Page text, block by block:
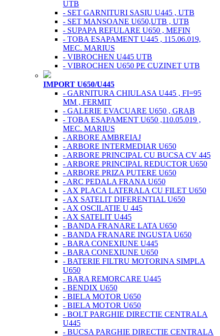
UTB
- SET GARNITURI SASIU U445 , UTB
- SET MANSOANE U650,UTB , UTB
- SUPAPA REFULARE U650 , MEFIN
- TOBA ESAPAMENT U445 , 115.06.019,
MEC. MARIUS
- VIBROCHEN U445 UTB
- VIBROCHEN U650 PE CUZINET UTB
IMPORT U650/U445
- GARNITURA CHIULASA U445 , FI=95
MM , FERMIT
- GALERIE EVACUARE U650 , GRAB
- TOBA ESAPAMENT U650 ,110.05.019 ,
MEC. MARIUS
- ARBORE AMBREIAJ
- ARBORE INTERMEDIAR U650
- ARBORE PRINCIPAL CU BUCSA CV 445
- ARBORE PRINCIPAL REDUCTOR U650
- ARBORE PRIZA PUTERE U650
- ARC PEDALA FRANA U650
- AX PLACA LATERALA CU FILET U650
- AX SATELIT DIFERENTIAL U650
- AX OSCILATIE U 445
- AX SATELIT U445
- BANDA FRANARE LATA U650
- BANDA FRANARE INGUSTA U650
- BARA CONEXIUNE U445
- BARA CONEXIUNE U650
- BATERIE FILTRU MOTORINA SIMPLA
U650
- BARA REMORCARE U445
- BENDIX U650
- BIELA MOTOR U650
- BIELA MOTOR U650
- BOLT PARGHIE DIRECTIE CENTRALA
U445
- BUCSA PARGHIE DIRECTIE CENTRALA